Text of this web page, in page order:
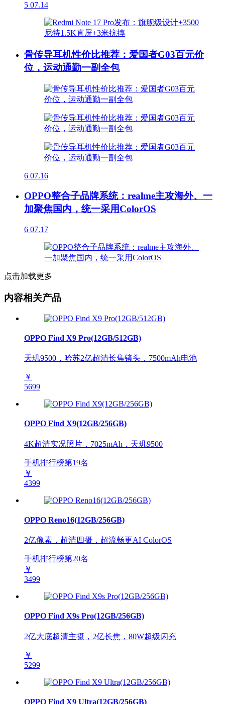
5 07.14
骨传导耳机性价比推荐：爱国者G03百元价
位，运动通勤一副全包
6 07.16
OPPO整合子品牌系统：realme主攻海外、一
加聚焦国内，统一采用ColorOS
6 07.17
点击加载更多
内容相关产品
OPPO Find X9 Pro(12GB/512GB)
天玑9500，哈苏2亿超清长焦镜头，7500mAh电池
￥
5699
OPPO Find X9(12GB/256GB)
4K超清实况照片，7025mAh，天玑9500
手机排行榜第19名
￥
4399
OPPO Reno16(12GB/256GB)
2亿像素，超清四摄，超流畅更AI ColorOS
手机排行榜第20名
￥
3499
OPPO Find X9s Pro(12GB/256GB)
2亿大底超清主摄，2亿长焦，80W超级闪充
￥
5299
OPPO Find X9 Ultra(12GB/256GB)